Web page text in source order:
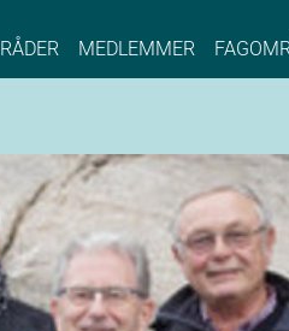
Center of
MEDLEMMER